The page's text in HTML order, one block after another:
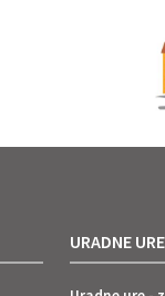
URADNE URE